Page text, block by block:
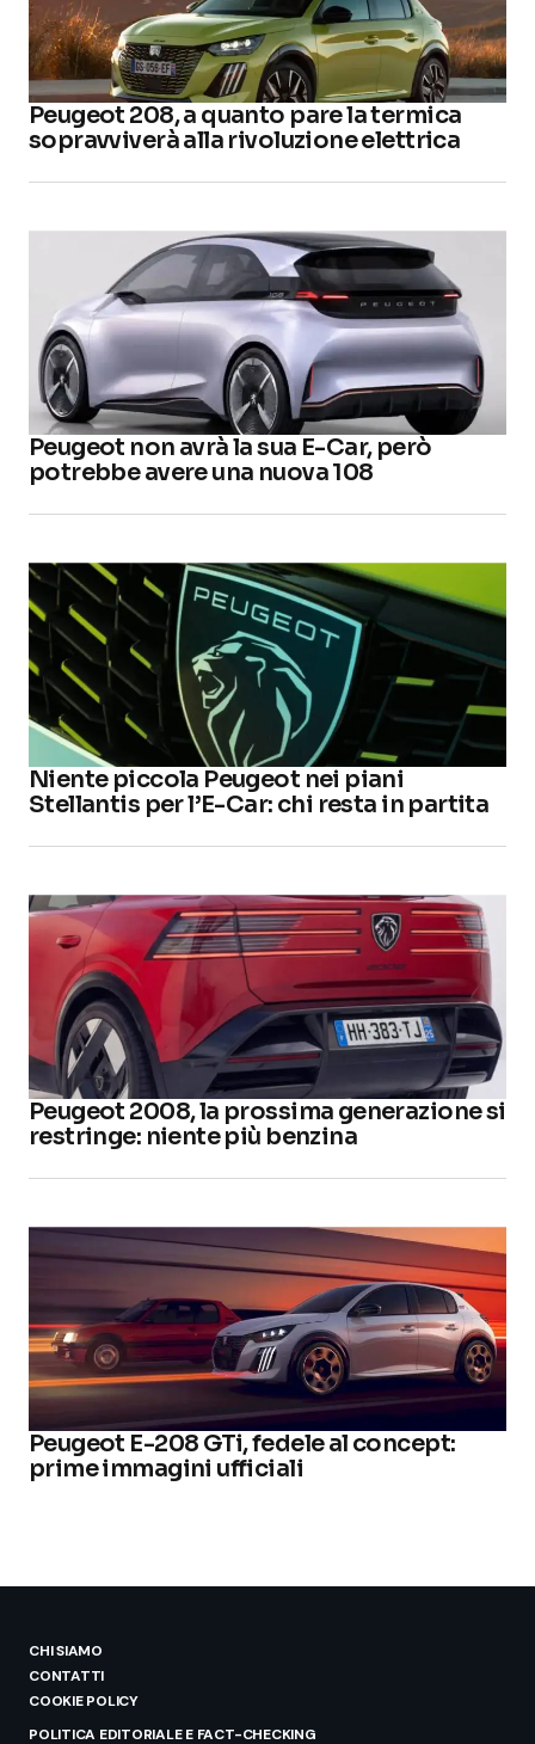
Peugeot 208, a quanto pare la termica
sopravviverà alla rivoluzione elettrica
Peugeot non avrà la sua E-Car, però
potrebbe avere una nuova 108
Niente piccola Peugeot nei piani
Stellantis per l’E-Car: chi resta in partita
Peugeot 2008, la prossima generazione si
restringe: niente più benzina
Peugeot E-208 GTi, fedele al concept:
prime immagini ufficiali
CHI SIAMO
CONTATTI
COOKIE POLICY
POLITICA EDITORIALE E FACT-CHECKING